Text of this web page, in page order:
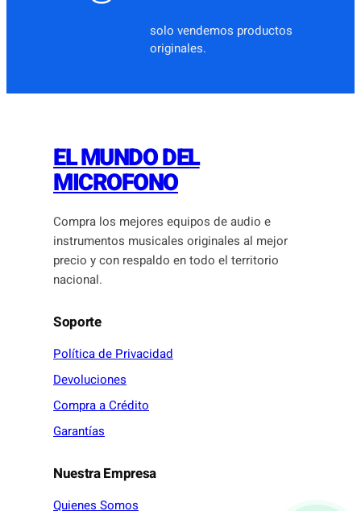
solo vendemos productos
originales.
EL MUNDO DEL
MICROFONO
Compra los mejores equipos de audio e
instrumentos musicales originales al mejor
precio y con respaldo en todo el territorio
nacional.
Soporte
Política de Privacidad
Devoluciones
Compra a Crédito
Garantías
Nuestra Empresa
Quienes Somos